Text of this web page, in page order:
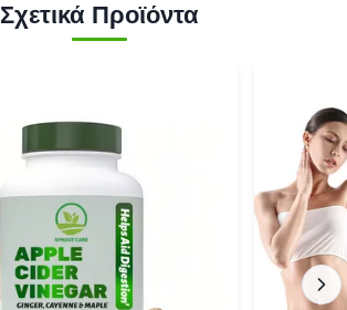
Σχετικά Προϊόντα